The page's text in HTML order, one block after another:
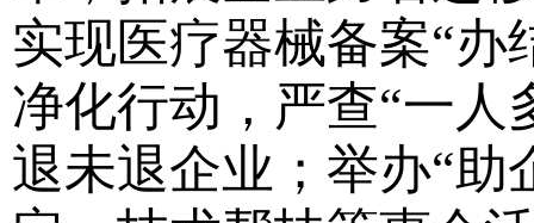
实现医疗器械备案“办
净化行动，严查“一人
退未退企业；举办“助